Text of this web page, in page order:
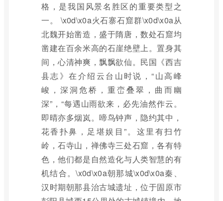
格，是我国风景名胜区的重要类型之
一。 \x0d\x0a火石寨石窟群\x0d\x0a从
北魏开始凿造，盛于隋唐，数处石窟均
凿建在百余米高的石崖绝壁上。置身其
间，心清神爽，飘飘欲仙。民国《西吉
县志》在介绍云台山时说，“山高峰
峻，深洞危桥，重峦叠翠，曲而幽
深”，“每遇山雨欲来，必先油然作云。
即晴亦多烟岚。啼鸟钟声，隐约其中，
花香扑鼻，足堪娱目”。这里有扫竹
岭，石寺山，禅佛寺三处石窟，各有特
色，他们都是自然造化与人类智慧的有
机结合。\x0d\x0a朝那城\x0d\x0a秦、
汉时期朝那县治古城遗址，位于固原市